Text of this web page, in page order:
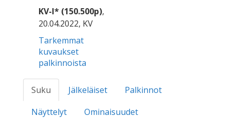
KV-I* (150.500p),
20.04.2022, KV
Tarkemmat
kuvaukset
palkinnoista
Suku Jälkeläiset
Palkinnot
Näyttelyt
Ominaisuudet